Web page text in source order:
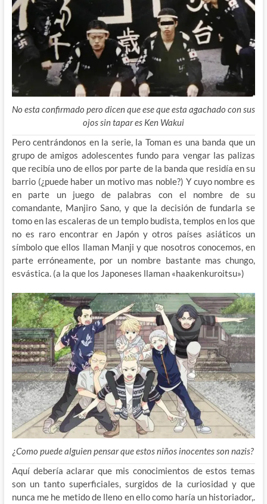
No esta confirmado pero dicen que ese que esta agachado con sus
ojos sin tapar es Ken Wakui
Pero centrándonos en la serie, la Toman es una banda que un
grupo de amigos adolescentes fundo para vengar las palizas
que recibía uno de ellos por parte de la banda que residía en su
barrio (¿puede haber un motivo mas noble?) Y cuyo nombre es
en parte un juego de palabras con el nombre de su
comandante, Manjiro Sano, y que la decisión de fundarla se
tomo en las escaleras de un templo budista, templos en los que
no es raro encontrar en Japón y otros países asiáticos un
símbolo que ellos llaman Manji y que nosotros conocemos, en
parte erróneamente, por un nombre bastante mas chungo,
esvástica. (a la que los Japoneses llaman «haakenkuroitsu»)
¿Como puede alguien pensar que estos niños inocentes son nazis?
Aquí debería aclarar que mis conocimientos de estos temas
son un tanto superficiales, surgidos de la curiosidad y que
nunca me he metido de lleno en ello como haría un historiador,.